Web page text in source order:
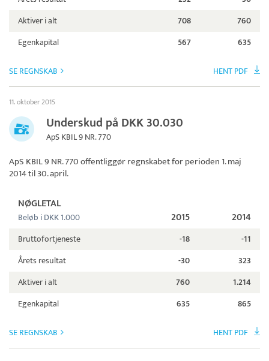
Aktiver i alt
708
760
Egenkapital
567 635
SE REGNSKAB HENT PDF
11. oktober 2015
Underskud på DKK 30.030
ApS KBIL 9 NR. 770
ApS KBIL 9 NR. 770offentliggør regnskabet for perioden 1. maj
2014 til 30. april.
NØGLETAL
Beløb i DKK 1.000 2015 2014
Bruttofortjeneste -18
-11
Årets resultat
-30
323
Aktiver i alt
760
1.214
Egenkapital
635 865
SE REGNSKAB HENT PDF